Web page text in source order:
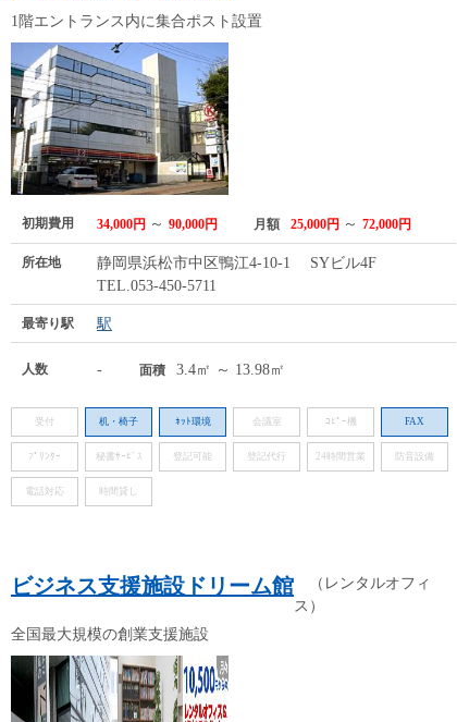
1階エントランス内に集合ポスト設置
初期費用 34,000円 ～ 90,000円 月額 25,000円 ～ 72,000円
所在地
静岡県浜松市中区鴨江4-10-1 SYビル4F
TEL.053-450-5711
最寄り駅 駅
人数 - 面積 3.4㎡ ～ 13.98㎡
受付 机・椅子 ﾈｯﾄ環境 会議室 ｺﾋﾟｰ機 FAX
ﾌﾟﾘﾝﾀｰ 秘書ｻｰﾋﾞｽ 登記可能 登記代行 24時間営業 防音設備
電話対応 時間貸し
ビジネス支援施設ドリーム館 （レンタルオフィ
ス）
全国最大規模の創業支援施設